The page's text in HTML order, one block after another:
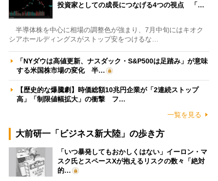
投資家としての成長につなげる4つの視点 「…
半導体株を中心に相場の調整色が強まり、7月中旬にはキオク
シアホールディングスがストップ安をつけるな…
「NYダウは高値更新、ナスダック・S&P500は足踏み」が意味
する米国株市場の変化 半…
【歴史的な爆騰劇】時価総額10兆円企業が「2連続ストップ
高」「制限値幅拡大」の衝撃 フ…
一覧を見る
大前研一「ビジネス新大陸」の歩き方
「いつ暴発してもおかしくはない」イーロン・マ
スク氏とスペースXが抱えるリスクの数々「絶対
的…